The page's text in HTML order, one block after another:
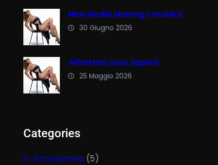
New Model Sharing con Erika
30 Giugno 2026
Affrettati cosa aspetti
25 Maggio 2026
Categories
Accessories (5)